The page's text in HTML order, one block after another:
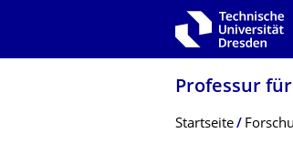
Zur Hauptnavigation springen
Professur
Breadcrumb-Menü
Startseite